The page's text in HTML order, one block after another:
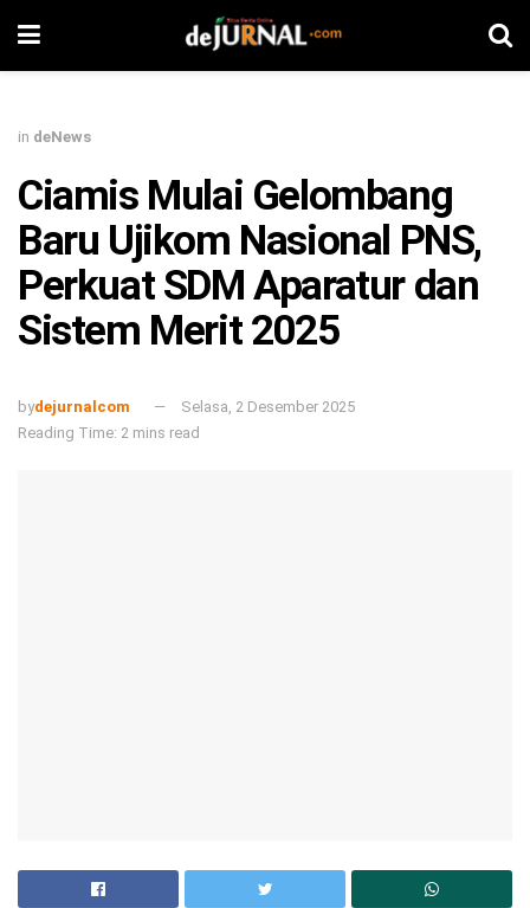
in deNews
Ciamis Mulai Gelombang
Baru Ujikom Nasional PNS,
Perkuat SDM Aparatur dan
Sistem Merit 2025
bydejurnalcom
Selasa, 2 Desember 2025
Reading Time: 2 mins read